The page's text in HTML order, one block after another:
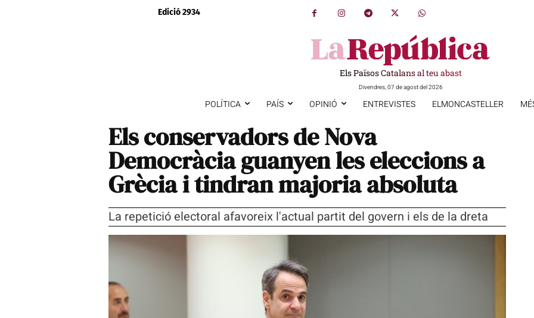
Edició 2934
Els Països Catalans al teu abast
Divendres, 07 de agost del 2026
POLÍTICA PAÍS OPINIÓ ENTREVISTES ELMONCASTELLER
Els conservadors de Nova
Democràcia guanyen les eleccions a
Grècia i tindran majoria absoluta
La repetició electoral afavoreix l'actual partit del govern i els de la dreta